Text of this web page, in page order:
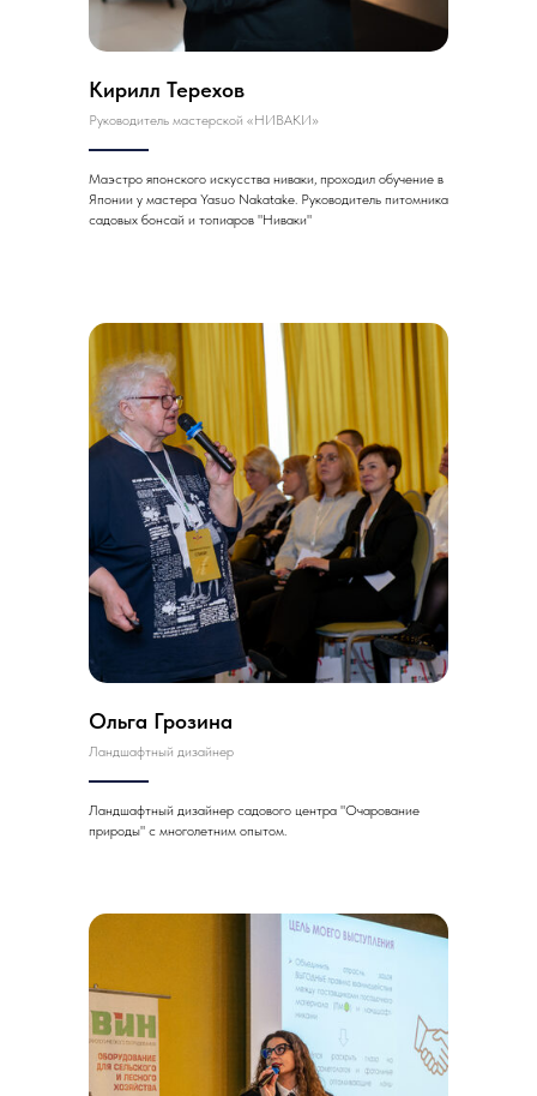
Кирилл Терехов
Руководитель мастерской «НИВАКИ»
Маэстро японского искусства ниваки, проходил обучение в
Японии у мастера Yasuo Nakatake. Руководитель питомника
садовых бонсай и топиаров "Ниваки"
Ольга Грозина
Ландшафтный дизайнер
Ландшафтный дизайнер садового центра "Очарование
природы" с многолетним опытом.